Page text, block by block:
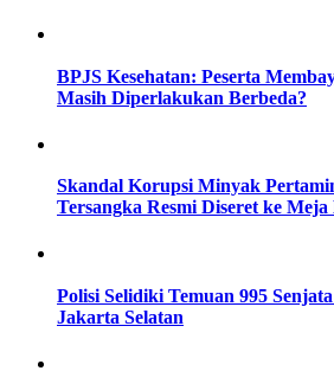
BPJS Kesehatan: Peserta
Masih Diperlakukan Berbeda?
Skandal Korupsi Minyak
Tersangka Resmi Diseret ke
Polisi Selidiki Temuan 995
Jakarta Selatan